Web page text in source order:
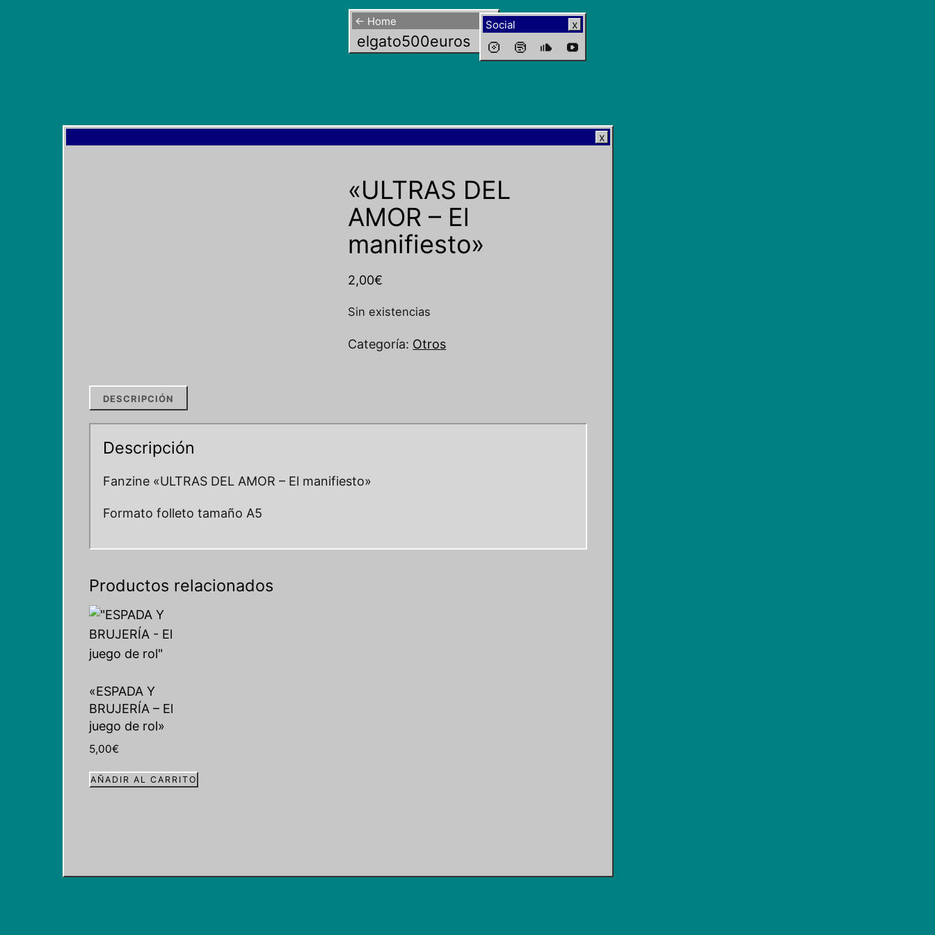
← Home
elgato500euros
Social
«ULTRAS DEL
AMOR – El
manifiesto»
2,00€
Sin existencias
Categoría: Otros
DESCRIPCIÓN
Descripción
Fanzine «ULTRAS DEL AMOR – El manifiesto»
Formato folleto tamaño A5
Productos relacionados
«ESPADA Y
BRUJERÍA – El
juego de rol»
5,00€
AÑADIR AL CARRITO